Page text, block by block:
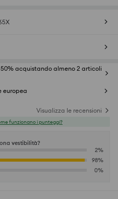
acquistando almeno 2 articoli
europea
Visualizza le recensioni
funzionano i punteggi?
vestibilità?
2%
98%
0%